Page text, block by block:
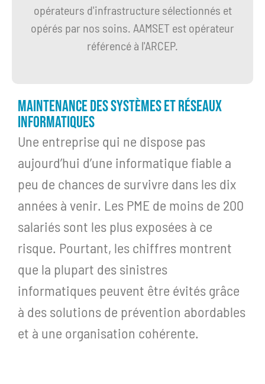
opérateurs d'infrastructure sélectionnés et
opérés par nos soins. AAMSET est opérateur
référencé à l'ARCEP.
MAINTENANCE DES SYSTÈMES ET RÉSEAUX
INFORMATIQUES
Une entreprise qui ne dispose pas
aujourd’hui d’une informatique fiable a
peu de chances de survivre dans les dix
années à venir. Les PME de moins de 200
salariés sont les plus exposées à ce
risque. Pourtant, les chiffres montrent
que la plupart des sinistres
informatiques peuvent être évités grâce
à des solutions de prévention abordables
et à une organisation cohérente.